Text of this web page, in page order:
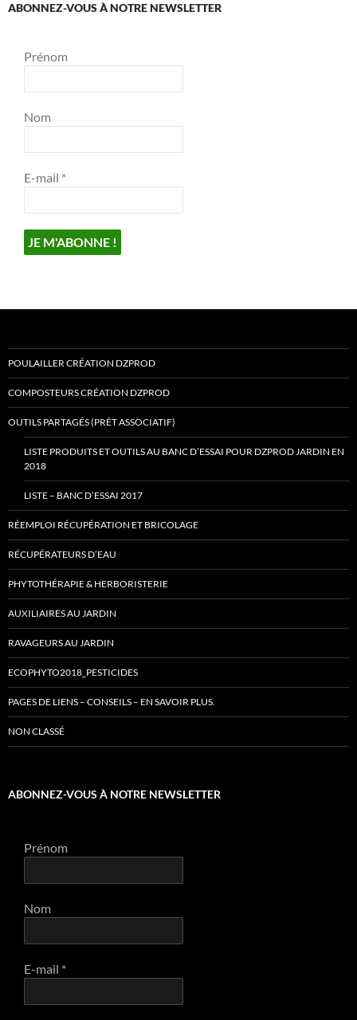
ABONNEZ-VOUS À NOTRE NEWSLETTER
Prénom
Nom
E-mail *
POULAILLER CRÉATION DZPROD
COMPOSTEURS CRÉATION DZPROD
OUTILS PARTAGÉS (PRÊT ASSOCIATIF)
LISTE PRODUITS ET OUTILS AU BANC D’ESSAI POUR DZPROD JARDIN EN
2018
LISTE – BANC D’ESSAI 2017
RÉEMPLOI RÉCUPÉRATION ET BRICOLAGE
RÉCUPÉRATEURS D’EAU
PHYTOTHÉRAPIE & HERBORISTERIE
AUXILIAIRES AU JARDIN
RAVAGEURS AU JARDIN
ECOPHYTO2018_PESTICIDES
PAGES DE LIENS – CONSEILS – EN SAVOIR PLUS.
NON CLASSÉ
ABONNEZ-VOUS À NOTRE NEWSLETTER
Prénom
Nom
E-mail *